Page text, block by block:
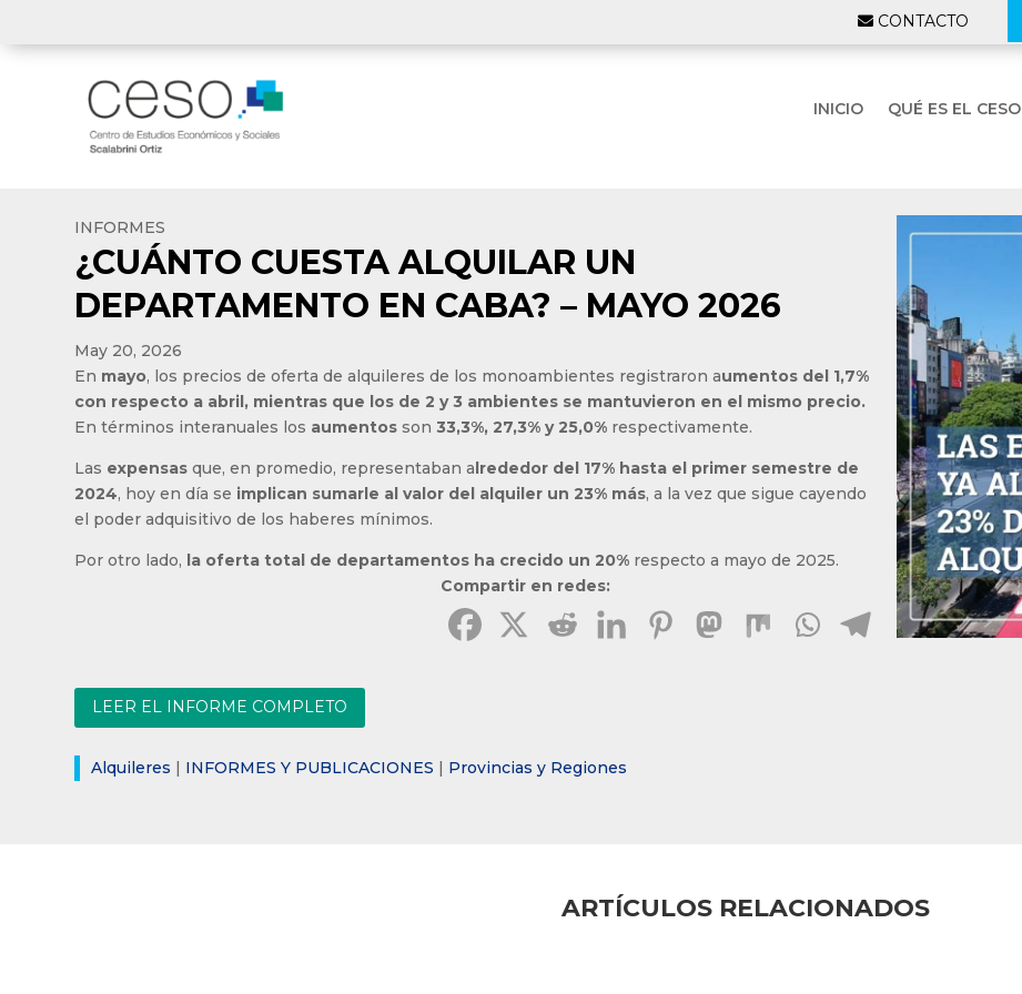
CONTACTO
INICIO QUÉ ES EL CESO
INFORMES
¿CUÁNTO CUESTA ALQUILAR UN
DEPARTAMENTO EN CABA? – MAYO 2026
May 20, 2026
En mayo, los precios de oferta de alquileres de los monoambientes registraron aumentos del 1,7%
con respecto a abril, mientras que los de 2 y 3 ambientes se mantuvieron en el mismo precio.
En términos interanuales los aumentos son33,3%, 27,3% y 25,0% respectivamente.
Las expensas que, en promedio, representaban alrededor del 17% hasta el primer semestre de
2024, hoy en día se implican sumarle al valor del alquiler un 23% más, a la vez que sigue cayendo
el poder adquisitivo de los haberes mínimos.
Por otro lado, la oferta total de departamentos ha crecido un 20% respecto a mayo de 2025.
Compartir en redes:
LEER EL INFORME COMPLETO
Alquileres | INFORMES Y PUBLICACIONES | Provincias y Regiones
ARTÍCULOS RELACIONADOS